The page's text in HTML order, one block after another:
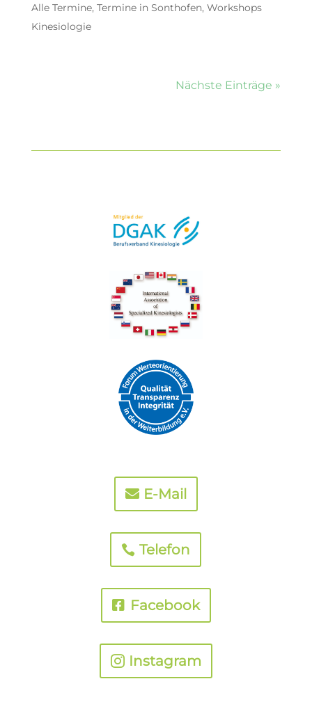
Alle Termine, Termine in Sonthofen, Workshops
Kinesiologie
Nächste Einträge »
E-Mail
Telefon
Facebook
Instagram